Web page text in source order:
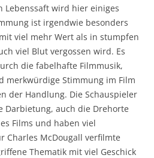
Lebenssaft wird hier einiges
ist irgendwie besonders
viel mehr Wert als in stumpfen
viel Blut vergossen wird. Es
die fabelhafte Filmmusik,
merkwürdige Stimmung im Film
der Handlung. Die Schauspieler
Darbietung, auch die Drehorte
Films und haben viel
Charles McDougall verfilmte
Thematik mit viel Geschick